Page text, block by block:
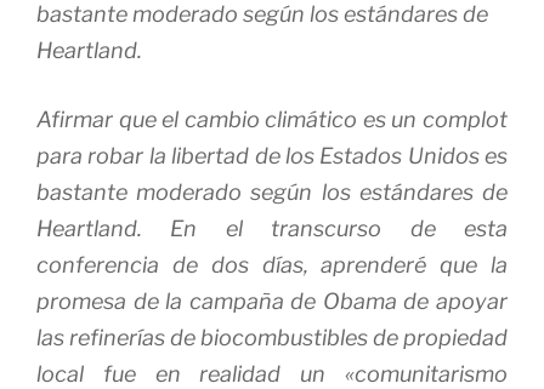
bastante moderado según los estándares de
Heartland.
Afirmar que el cambio climático es un complot
para robar la libertad de los Estados Unidos es
bastante moderado según los estándares de
Heartland.
En el transcurso de esta
conferencia de dos días, aprenderé que la
promesa de la campaña de Obama de apoyar
las refinerías de biocombustibles de propiedad
local fue en realidad un «comunitarismo